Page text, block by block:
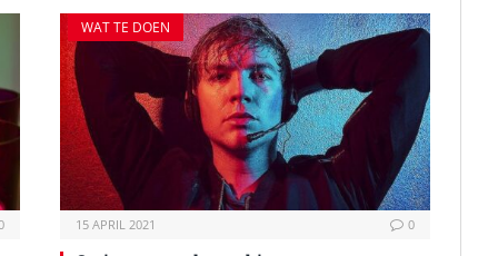
WAT TE DOEN
15 APRIL 2021 0